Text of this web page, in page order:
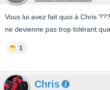
Vous lui avez fait quoi à Chris
ne devienne pas trop tolérant
1
Chris